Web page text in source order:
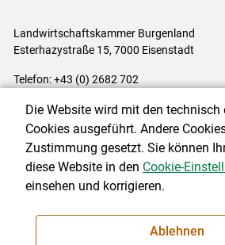
Landwirtschaftskammer Burgenland
Esterhazystraße 15, 7000 Eisenstadt
Telefon: +43 (0) 2682 702
Impressum|Kontakt|
Cookie-Einstellungen
NEWSLETTER
Die Website wird mit den technisch
Cookies ausgeführt. Andere
Zustimmung gesetzt. Sie können
diese Website in den Cookie-
einsehen und korrigieren.
Ablehnen